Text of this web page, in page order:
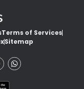
Terms of Services
Sitemap